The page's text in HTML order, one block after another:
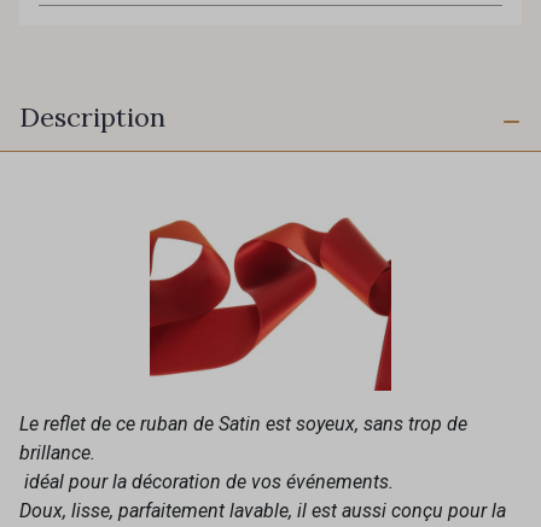
Description
Le reflet de ce ruban de Satin est soyeux, sans trop de
brillance.
idéal pour la décoration de vos événements.
Doux, lisse, parfaitement lavable, il est aussi conçu pour la